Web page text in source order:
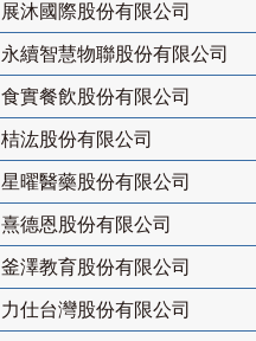
展沐國際股份有限公司
永續智慧物聯股份有限公司
食實餐飲股份有限公司
桔汯股份有限公司
星曜醫藥股份有限公司
熹德恩股份有限公司
釜澤教育股份有限公司
力仕台灣股份有限公司